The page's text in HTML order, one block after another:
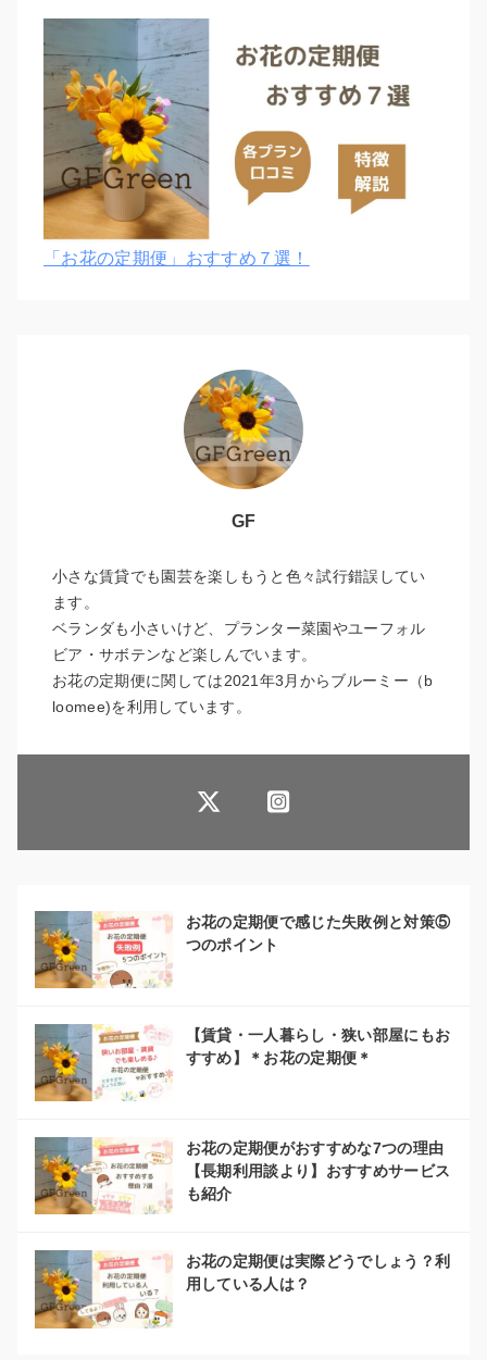
「お花の定期便」おすすめ７選！
GF
小さな賃貸でも園芸を楽しもうと色々試行錯誤してい
ます。
ベランダも小さいけど、プランター菜園やユーフォル
ビア・サボテンなど楽しんでいます。
お花の定期便に関しては2021年3月からブルーミー（b
loomee)を利用しています。
お花の定期便で感じた失敗例と対策⑤
つのポイント
【賃貸・一人暮らし・狭い部屋にもお
すすめ】＊お花の定期便＊
お花の定期便がおすすめな7つの理由
【長期利用談より】おすすめサービス
も紹介
お花の定期便は実際どうでしょう？利
用している人は？